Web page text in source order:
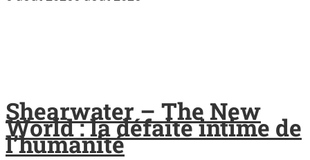
Shearwater – The New
World : la défaite intime de
l’humanité